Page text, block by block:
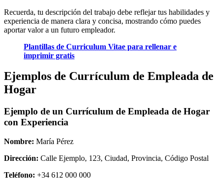
Recuerda, tu descripción del trabajo debe reflejar tus habilidades y
experiencia de manera clara y concisa, mostrando cómo puedes
aportar valor a un futuro empleador.
Plantillas de Curriculum Vitae para rellenar e
imprimir gratis
Ejemplos de Currículum de Empleada de
Hogar
Ejemplo de un Currículum de Empleada de Hogar
con Experiencia
Nombre: María Pérez
Dirección: Calle Ejemplo, 123, Ciudad, Provincia, Código Postal
Teléfono: +34 612 000 000